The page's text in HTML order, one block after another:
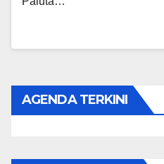
AGENDA TERKINI